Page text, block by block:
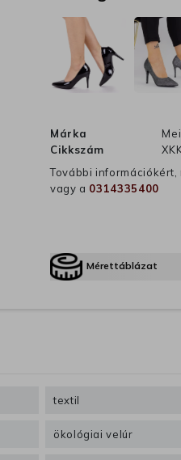
Márka
Mei
Cikkszám
További
vagy a 0314335400
Mérettáblázat
textil
ökológiai velúr